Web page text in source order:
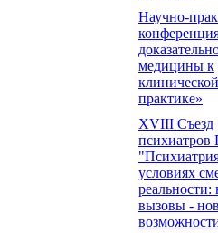
Научно-
медицины к
клинической
практике»
XVIII Съезд
психиатров
условиях
реальности:
вызовы -